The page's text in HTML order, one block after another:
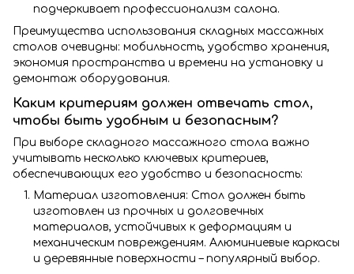
подчеркивает профессионализм салона.
Преимущества использования складных массажных
столов очевидны: мобильность, удобство хранения,
экономия пространства и времени на установку и
демонтаж оборудования.
Каким критериям должен отвечать стол,
чтобы быть удобным и безопасным?
При выборе складного массажного стола важно
учитывать несколько ключевых критериев,
обеспечивающих его удобство и безопасность:
Материал изготовления: Стол должен быть
изготовлен из прочных и долговечных
материалов, устойчивых к деформациям и
механическим повреждениям. Алюминиевые каркасы
и деревянные поверхности – популярный выбор.